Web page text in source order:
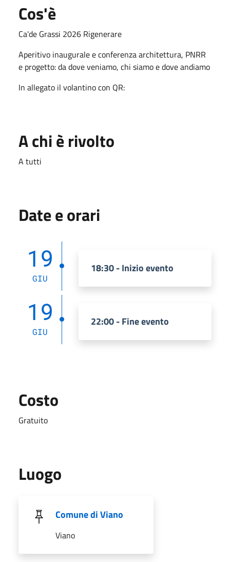
Cos'è
Ca'de Grassi 2026 Rigenerare
Aperitivo inaugurale e conferenza architettura, PNRR
e progetto: da dove veniamo, chi siamo e dove andiamo
In allegato il volantino con QR:
A chi è rivolto
A tutti
Date e orari
19
GIU
18:30 - Inizio evento
19
GIU
22:00 - Fine evento
Costo
Gratuito
Luogo
Comune di Viano
Viano